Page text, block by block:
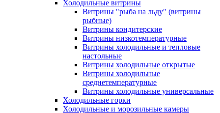
Холодильные витрины
Витрины "рыба на льду" (витрины
рыбные)
Витрины кондитерские
Витрины низкотемпературные
Витрины холодильные и тепловые
настольные
Витрины холодильные открытые
Витрины холодильные
среднетемпературные
Витрины холодильные универсальные
Холодильные горки
Холодильные и морозильные камеры